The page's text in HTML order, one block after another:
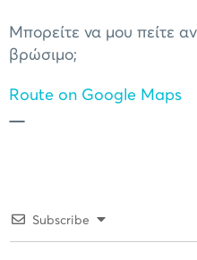
Μπορείτε να μου πείτε
βρώσιμο;
Route on Google Maps
Subscribe